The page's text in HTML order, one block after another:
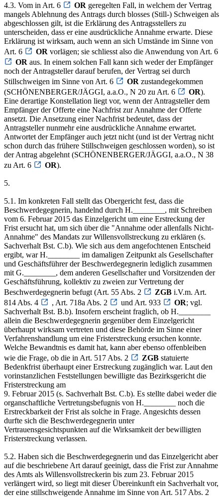
4.3. Vom in Art. 6 OR geregelten Fall, in welchem der Vertrag
mangels Ablehnung des Antrags durch blosses (Still-) Schweigen als
abgeschlossen gilt, ist die Erklärung des Antragsstellers zu
unterscheiden, dass er eine ausdrückliche Annahme erwarte. Diese
Erklärung ist wirksam, auch wenn an sich Umstände im Sinne von
Art. 6
OR vorlägen; sie schliesst also die Anwendung von Art. 6
OR aus. In einem solchen Fall kann sich weder der Empfänger
noch der Antragsteller darauf berufen, der Vertrag sei durch
Stillschweigen im Sinne von Art. 6
OR zustandegekommen
(SCHÖNENBERGER/JÄGGI, a.a.O., N 20 zu Art. 6
OR).
Eine derartige Konstellation liegt vor, wenn der Antragsteller dem
Empfänger der Offerte eine Nachfrist zur Annahme der Offerte
ansetzt. Die Ansetzung einer Nachfrist bedeutet, dass der
Antragsteller nunmehr eine ausdrückliche Annahme erwartet.
Antwortet der Empfänger auch jetzt nicht (und ist der Vertrag nicht
schon durch das frühere Stillschweigen geschlossen worden), so ist
der Antrag abgelehnt (SCHÖNENBERGER/JÄGGI, a.a.O., N 38
zu Art. 6
OR).
5.
5.1. Im konkreten Fall stellt das Obergericht fest, dass die
Beschwerdegegnerin, handelnd durch H.________, mit Schreiben
vom 6. Februar 2015 das Einzelgericht um eine Erstreckung der
Frist ersucht hat, um sich über die "Annahme oder allenfalls Nicht-
Annahme" des Mandats zur Willensvollstreckung zu erklären (s.
Sachverhalt Bst. C.b). Wie sich aus dem angefochtenen Entscheid
ergibt, war H.________ im damaligen Zeitpunkt als Gesellschafter
und Geschäftsführer der Beschwerdegegnerin lediglich zusammen
mit G.________, dem anderen Gesellschafter und Vorsitzenden der
Geschäftsführung, kollektiv zu zweien zur Vertretung der
Beschwerdegegnerin befugt (Art. 55 Abs. 2
ZGB i.V.m. Art.
814 Abs. 4
, Art. 718a Abs. 2 und Art. 933 OR; vgl.
Sachverhalt Bst. B.b). Insofern erscheint fraglich, ob H.________
allein die Beschwerdegegnerin gegenüber dem Einzelgericht
überhaupt wirksam vertreten und diese Behörde im Sinne einer
Verfahrenshandlung um eine Fristerstreckung ersuchen konnte.
Welche Bewandtnis es damit hat, kann aber ebenso offenbleiben
wie die Frage, ob die in Art. 517 Abs. 2
ZGB statuierte
Bedenkfrist überhaupt einer Erstreckung zugänglich war. Laut den
vorinstanzlichen Feststellungen bewilligte das Bezirksgericht die
Fristerstreckung am
9. Februar 2015 (s. Sachverhalt Bst. C.b). Es stellte dabei weder die
organschaftliche Vertretungsbefugnis von H.________ noch die
Erstreckbarkeit der Frist als solche in Frage. Angesichts dessen
durfte sich die Beschwerdegegnerin unter
Vertrauensgesichtspunkten auf die Wirksamkeit der bewilligten
Fristerstreckung verlassen.
5.2. Haben sich die Beschwerdegegnerin und das Einzelgericht aber
auf die beschriebene Art darauf geeinigt, dass die Frist zur Annahme
des Amts als Willensvollstreckerin bis zum 23. Februar 2015
verlängert wird, so liegt mit dieser Übereinkunft ein Sachverhalt vor,
der eine stillschweigende Annahme im Sinne von Art. 517 Abs. 2